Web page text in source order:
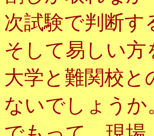
次試験で判断
そして易しい
大学と難関校
ないでしょうか